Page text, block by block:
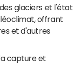
glaciers et l'état
offrant
et d'autres
capture et